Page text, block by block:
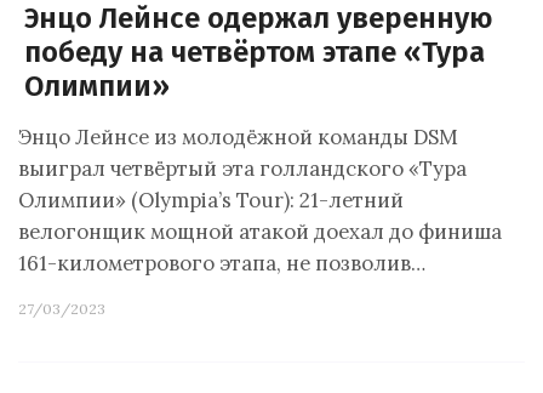
Энцо Лейнсе одержал уверенную
победу на четвёртом этапе «Тура
Олимпии»
Энцо Лейнсе из молодёжной команды DSM
выиграл четвёртый эта голландского «Тура
Олимпии» (Olympia’s Tour): 21-летний
велогонщик мощной атакой доехал до финиша
161-километрового этапа, не позволив…
27/03/2023